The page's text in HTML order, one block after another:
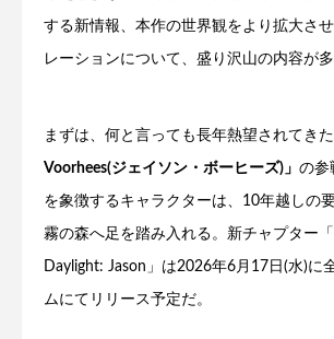
する新情報、本作の世界観をより拡大さ
レーションについて、盛り沢山の内容が多
まずは、何と言っても長年熱望されてきた
Voorhees(ジェイソン・ボーヒーズ)」 の参
を象徴するキャラクターは、10年越しの
霧の森へ足を踏み入れる。新チャプター
Daylight: Jason」は2026年6月17日(水)に
ムにてリリース予定だ。